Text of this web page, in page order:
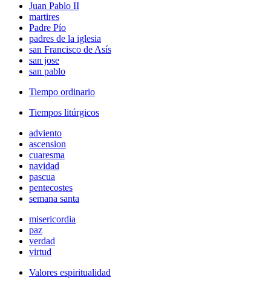
Juan Pablo II
martires
Padre Pío
padres de la iglesia
san Francisco de Asís
san jose
san pablo
Tiempo ordinario
Tiempos litúrgicos
adviento
ascension
cuaresma
navidad
pascua
pentecostes
semana santa
misericordia
paz
verdad
virtud
Valores espiritualidad